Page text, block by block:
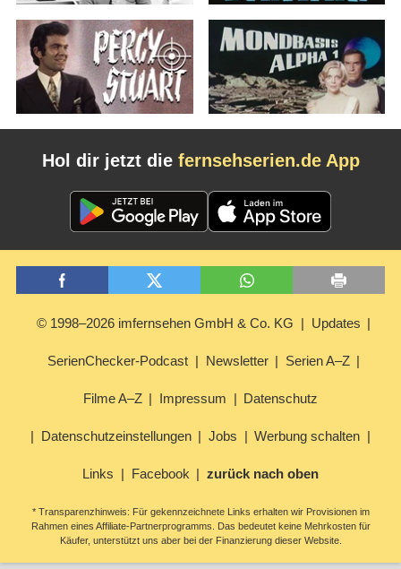
Hol dir jetzt die fernsehserien.de App
© 1998–2026 imfernsehen GmbH & Co. KG Updates
SerienChecker-Podcast Newsletter Serien A–Z
Filme A–Z Impressum Datenschutz
Datenschutzeinstellungen Jobs Werbung schalten
Links Facebook zurück nach oben
* Transparenzhinweis: Für gekennzeichnete Links erhalten wir Provisionen im
Rahmen eines Affiliate-Partnerprogramms. Das bedeutet keine Mehrkosten für
Käufer, unterstützt uns aber bei der Finanzierung dieser Website.